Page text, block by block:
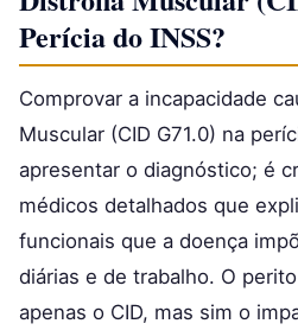
Perícia do INSS?
Comprovar a incapacidade
Muscular (CID G71.0) na
apresentar o diagnóstico; é
médicos detalhados que
funcionais que a doença
diárias e de trabalho. O
apenas o CID, mas sim o